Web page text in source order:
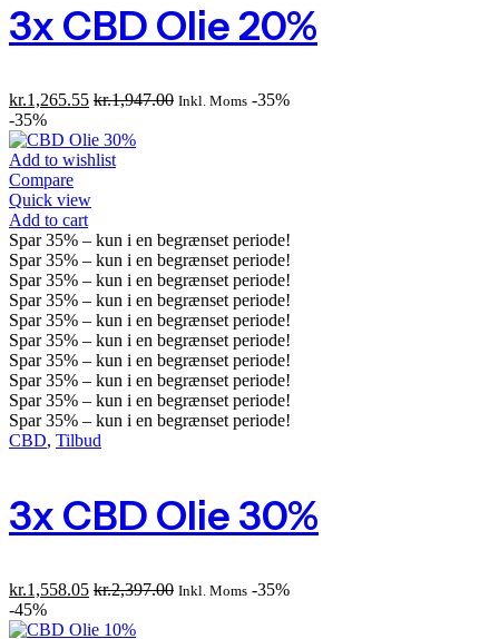
3x CBD Olie 20%
kr.1,265.55 kr.1,947.00 Inkl. Moms -35%
-35%
Add to wishlist
Compare
Quick view
Add to cart
Spar35% – kun i en begrænset periode!
Spar35% – kun i en begrænset periode!
Spar35% – kun i en begrænset periode!
Spar35% – kun i en begrænset periode!
Spar35% – kun i en begrænset periode!
Spar35% – kun i en begrænset periode!
Spar35% – kun i en begrænset periode!
Spar35% – kun i en begrænset periode!
Spar35% – kun i en begrænset periode!
Spar35% – kun i en begrænset periode!
CBD, Tilbud
3x CBD Olie 30%
kr.1,558.05 kr.2,397.00 Inkl. Moms -35%
-45%